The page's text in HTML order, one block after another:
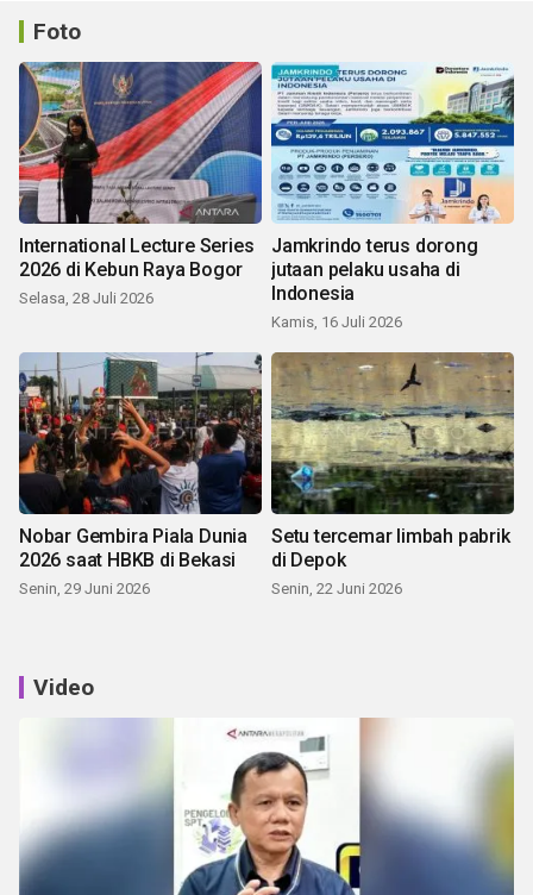
Foto
International Lecture Series
2026 di Kebun Raya Bogor
Selasa, 28 Juli 2026
Jamkrindo terus dorong
jutaan pelaku usaha di
Indonesia
Kamis, 16 Juli 2026
Nobar Gembira Piala Dunia
2026 saat HBKB di Bekasi
Senin, 29 Juni 2026
Setu tercemar limbah pabrik
di Depok
Senin, 22 Juni 2026
Video